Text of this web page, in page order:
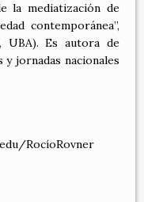
la mediatización de
contemporánea”,
Es autora de
jornadas nacionales
RocíoRovner